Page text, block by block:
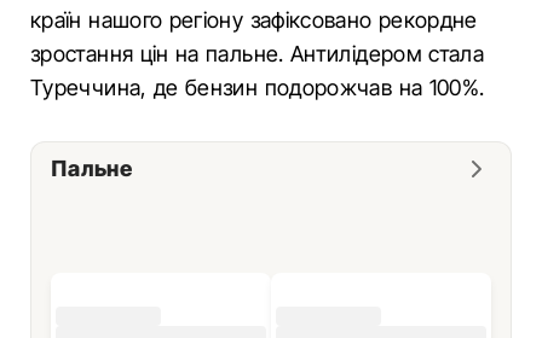
країн нашого регіону зафіксовано рекордне
зростання цін на пальне. Антилідером стала
Туреччина, де бензин подорожчав на 100%.
Пальне